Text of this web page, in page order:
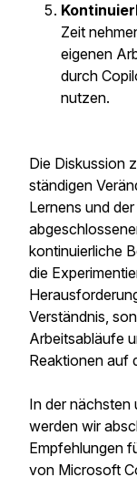
Zeit
eigenen
durch
nutzen.
Die Diskussion
ständigen
Lernens und
kontinuierliche
die
Verständnis,
Arbeitsabläufe
Reaktionen auf
In der nächsten
werden wir
Empfehlungen
von Microsoft